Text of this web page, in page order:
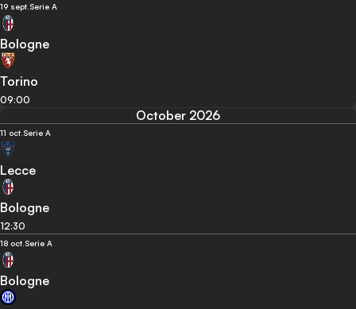
19 sept. Serie A
Bologne
Torino
09:00
October 2026
11 oct. Serie A
Lecce
Bologne
12:30
18 oct. Serie A
Bologne